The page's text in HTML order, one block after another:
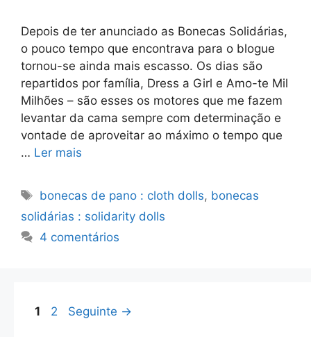
Depois de ter anunciado as Bonecas Solidárias,
o pouco tempo que encontrava para o blogue
tornou-se ainda mais escasso. Os dias são
repartidos por família, Dress a Girl e Amo-te Mil
Milhões – são esses os motores que me fazem
levantar da cama sempre com determinação e
vontade de aproveitar ao máximo o tempo que
… Ler mais
Etiquetas
bonecas de pano : cloth dolls, bonecas
solidárias : solidarity dolls
4 comentários
Página
1 Página
2 Seguinte →